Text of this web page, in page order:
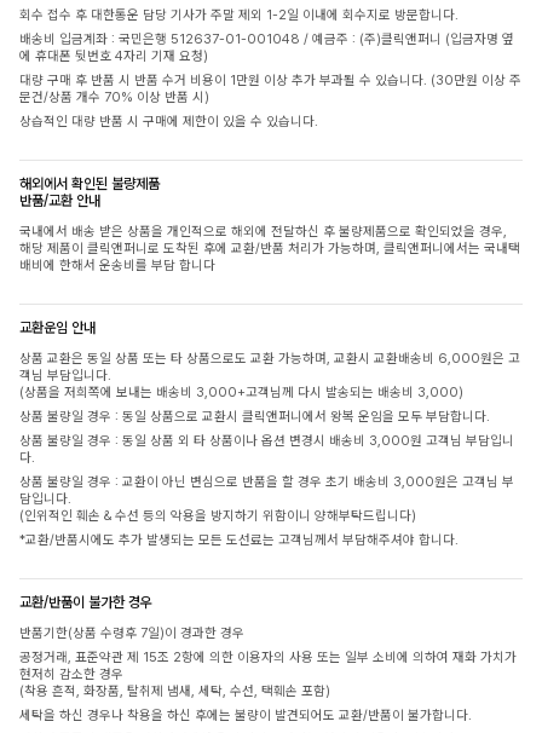
회수 접수 후 대한통운 담당 기사가 주말 제외 1-2일 이내에 회수지로 방문합니다.
배송비 입금계좌 : 국민은행 512637-01-001048 / 예금주 : (주)클릭앤퍼니 (입금자명 옆
에 휴대폰 뒷번호 4자리 기재 요청)
대량 구매 후 반품 시 반품 수거 비용이 1만원 이상 추가 부과될 수 있습니다. (30만원 이상 주
문건/상품 개수 70% 이상 반품 시)
상습적인 대량 반품 시 구매에 제한이 있을 수 있습니다.
해외에서 확인된 불량제품
반품/교환 안내
국내에서 배송 받은 상품을 개인적으로 해외에 전달하신 후 불량제품으로 확인되었을 경우,
해당 제품이 클릭앤퍼니로 도착된 후에 교환/반품 처리가 가능하며, 클릭앤퍼니에서는 국내택
배비에 한해서 운송비를 부담 합니다
교환운임 안내
상품 교환은 동일 상품 또는 타 상품으로도 교환 가능하며, 교환시 교환배송비 6,000원은 고
객님 부담입니다.
(상품을 저희쪽에 보내는 배송비 3,000+고객님께 다시 발송되는 배송비 3,000)
상품 불량일 경우 : 동일 상품으로 교환시 클릭앤퍼니에서 왕복 운임을 모두 부담합니다.
상품 불량일 경우 : 동일 상품 외 타 상품이나 옵션 변경시 배송비 3,000원 고객님 부담입니
다.
상품 불량일 경우 : 교환이 아닌 변심으로 반품을 할 경우 초기 배송비 3,000원은 고객님 부
담입니다.
(인위적인 훼손 & 수선 등의 악용을 방지하기 위함이니 양해부탁드립니다)
*교환/반품시에도 추가 발생되는 모든 도선료는 고객님께서 부담해주셔야 합니다.
교환/반품이 불가한 경우
반품기한(상품 수령후 7일)이 경과한 경우
공정거래, 표준약관 제 15조 2항에 의한 이용자의 사용 또는 일부 소비에 의하여 재화 가치가
현저히 감소한 경우
(착용 흔적, 화장품, 탈취제 냄새, 세탁, 수선, 택훼손 포함)
세탁을 하신 경우나 착용을 하신 후에는 불량이 발견되어도 교환/반품이 불가합니다.